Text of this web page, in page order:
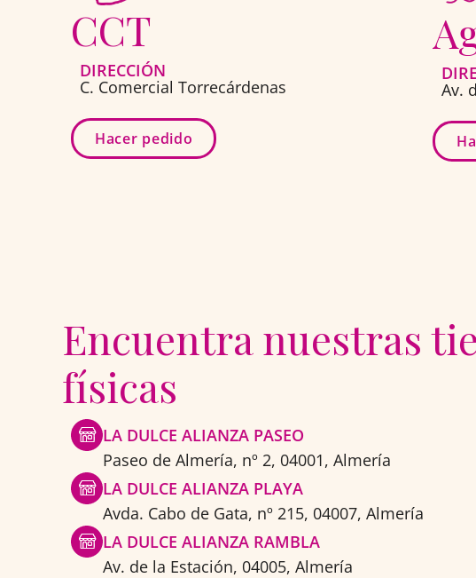
CCT
DIRECCIÓN
C. Comercial Torrecárdenas
Hacer pedido
Av.
Encuentra nuestras
físicas
LA DULCE ALIANZA PASEO
Paseo de Almería, nº 2, 04001, Almería
LA DULCE ALIANZA PLAYA
Avda. Cabo de Gata, nº 215, 04007, Almería​
LA DULCE ALIANZA RAMBLA
Av. de la Estación, 04005, Almería​